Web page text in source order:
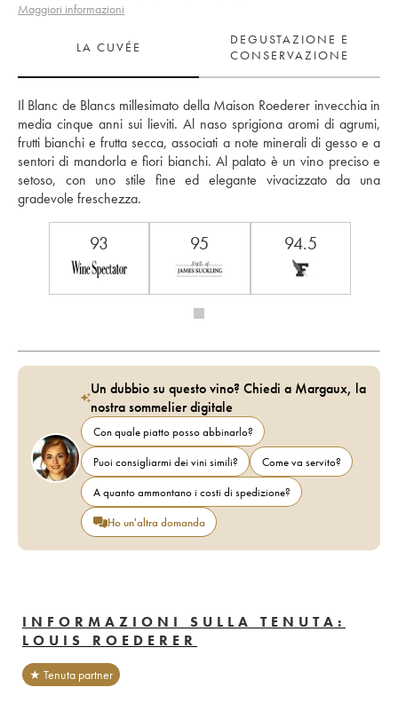
Maggiori informazioni
LA CUVÉE
DEGUSTAZIONE E
CONSERVAZIONE
Il Blanc de Blancs millesimato della Maison Roederer invecchia in
media cinque anni sui lieviti. Al naso sprigiona aromi di agrumi,
frutti bianchi e frutta secca, associati a note minerali di gesso e a
sentori di mandorla e fiori bianchi. Al palato è un vino preciso e
setoso, con uno stile fine ed elegante vivacizzato da una
gradevole freschezza.
93 95 94.5
Un dubbio su questo vino? Chiedi a Margaux, la
nostra sommelier digitale
Con quale piatto posso abbinarlo?
Puoi consigliarmi dei vini simili?
Come va servito?
A quanto ammontano i costi di spedizione?
Ho un'altra domanda
INFORMAZIONI SULLA TENUTA:
LOUIS ROEDERER
★ Tenuta partner